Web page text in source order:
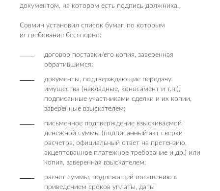
документом, на котором есть подпись должника.
Совмин установил список бумаг, по которым
истребование бесспорно:
договор поставки/его копия, заверенная
обратившимся;
документы, подтверждающие передачу
имущества (накладные, коносамент и т.п.),
подписанные участниками сделки и их копии,
заверенные взыскателем;
письменное подтверждение взыскиваемой
денежной суммы (подписанный акт сверки
расчетов, официальный ответ на претензию,
акцептованное платежное требование и др.) или
копия, заверенная взыскателем;
расчет суммы, подлежащей погашению с
приведением сроков уплаты, даты